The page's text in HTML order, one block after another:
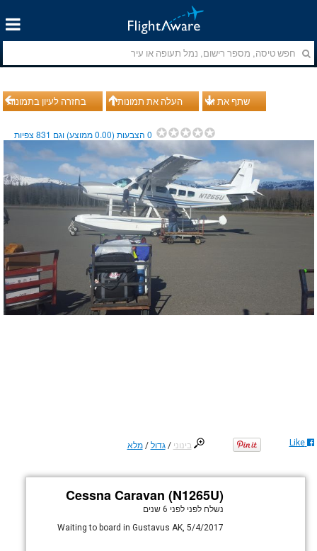
בחזרה לעיון בתמונות העלה את תמונותיך שתף את זה
0הצבעות (0.00ממוצע) וגם 831צפיות
בינוני /גדול /מלא Like
Cessna Caravan (N1265U)
נשלח לפני לפני 6 שנים
Waiting to board in Gustavus AK, 5/4/2017